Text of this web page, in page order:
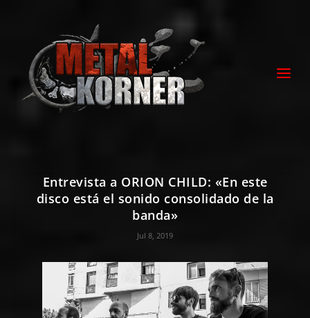
Entrevista a ORION CHILD: «En este
disco está el sonido consolidado de la
banda»
Jul 8, 2019